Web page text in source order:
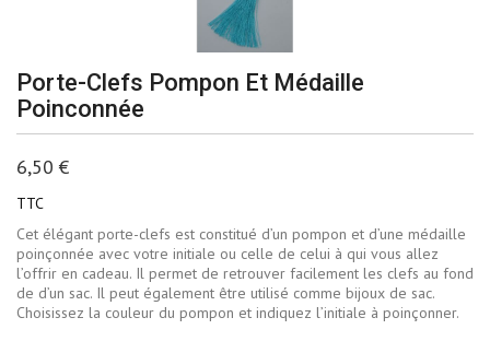
Porte-Clefs Pompon Et Médaille
Poinconnée
6,50 €
TTC
Cet élégant porte-clefs est constitué d’un pompon et d’une médaille
poinçonnée avec votre initiale ou celle de celui à qui vous allez
l’offrir en cadeau. Il permet de retrouver facilement les clefs au fond
de d’un sac. Il peut également être utilisé comme bijoux de sac.
Choisissez la couleur du pompon et indiquez l’initiale à poinçonner.